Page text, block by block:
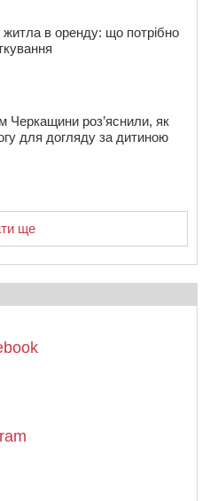
житла в оренду: що потрібно
Черкащини роз’яснили, як
для догляду за дитиною
ще